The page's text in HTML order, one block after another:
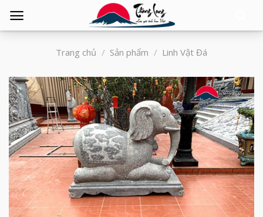
Trang chủ / Sản phẩm / Linh Vật Đá